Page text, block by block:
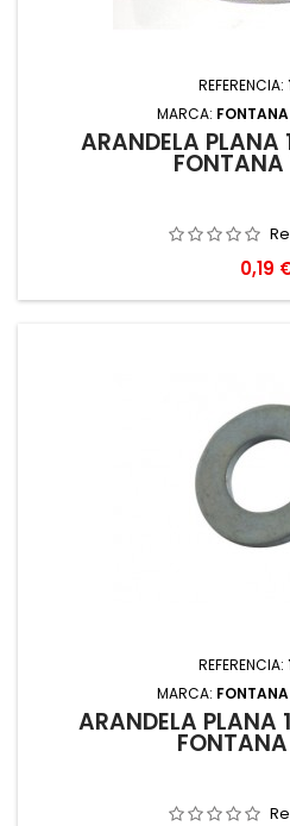
REFERENCIA:
MARCA:
ARANDELA
FONTANA
0,19
REFERENCIA:
MARCA:
ARANDELA